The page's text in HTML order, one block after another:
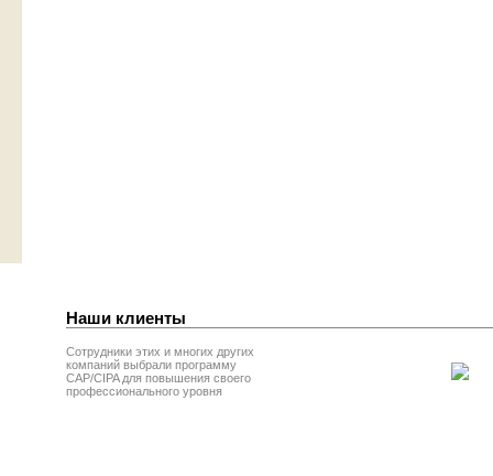
Наши клиенты
Сотрудники этих и многих других
компаний выбрали программу
CAP/CIPA для повышения своего
профессионального уровня